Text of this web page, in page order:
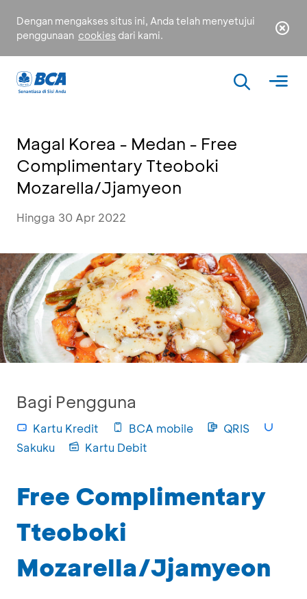
Dengan mengakses situs ini, Anda telah menyetujui
penggunaan cookies dari kami.
Magal Korea - Medan - Free
Complimentary Tteoboki
Mozarella/Jjamyeon
Hingga 30 Apr 2022
Bagi Pengguna
Kartu Kredit BCA mobile
QRIS
Sakuku
Kartu Debit
Free Complimentary
Tteoboki
Mozarella/Jjamyeon